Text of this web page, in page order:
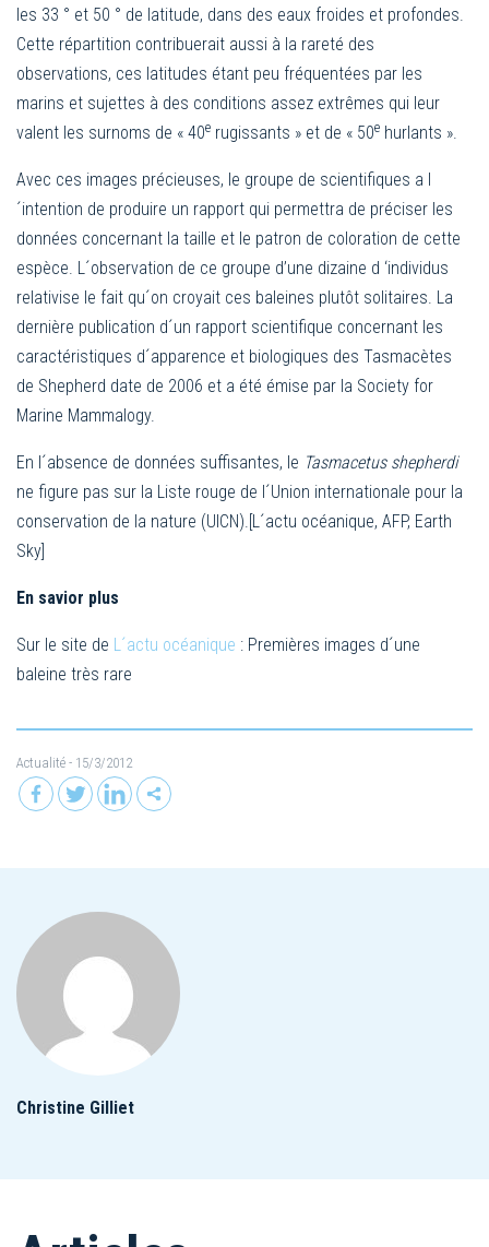
les 33 ° et 50 ° de latitude, dans des eaux froides et profondes.
Cette répartition contribuerait aussi à la rareté des
observations, ces latitudes étant peu fréquentées par les
marins et sujettes à des conditions assez extrêmes qui leur
valent les surnoms de « 40e rugissants » et de « 50e hurlants ».
Avec ces images précieuses, le groupe de scientifiques a l
´intention de produire un rapport qui permettra de préciser les
données concernant la taille et le patron de coloration de cette
espèce. L´observation de ce groupe d’une dizaine d ‘individus
relativise le fait qu´on croyait ces baleines plutôt solitaires. La
dernière publication d´un rapport scientifique concernant les
caractéristiques d´apparence et biologiques des Tasmacètes
de Shepherd date de 2006 et a été émise par la Society for
Marine Mammalogy.
En l´absence de données suffisantes, le Tasmacetus shepherdi
ne figure pas sur la Liste rouge de l´Union internationale pour la
conservation de la nature (UICN).[L´actu océanique, AFP, Earth
Sky]
En savior plus
Sur le site de L´actu océanique : Premières images d´une
baleine très rare
Actualité - 15/3/2012
Christine Gilliet